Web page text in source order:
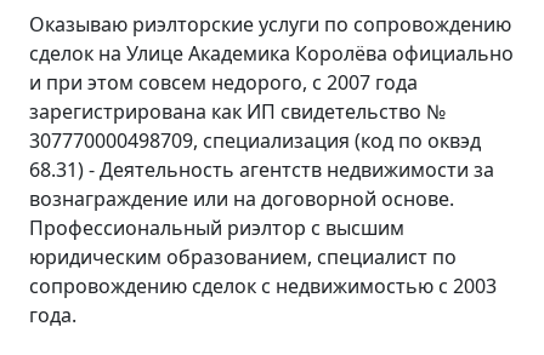
Оказываю риэлторские услуги по сопровождению
сделок на Улице Академика Королёва официально
и при этом совсем недорого, с 2007 года
зарегистрирована как ИП свидетельство №
307770000498709, специализация (код по оквэд
68.31) - Деятельность агентств недвижимости за
вознаграждение или на договорной основе.
Профессиональный риэлтор с высшим
юридическим образованием, специалист по
сопровождению сделок с недвижимостью с 2003
года.